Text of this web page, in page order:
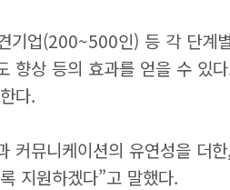
업(200~500인) 등 각 단계
상 등의 효과를 얻을 수 있
다.
뮤니케이션의 유연성을 더
지원하겠다”고 말했다.